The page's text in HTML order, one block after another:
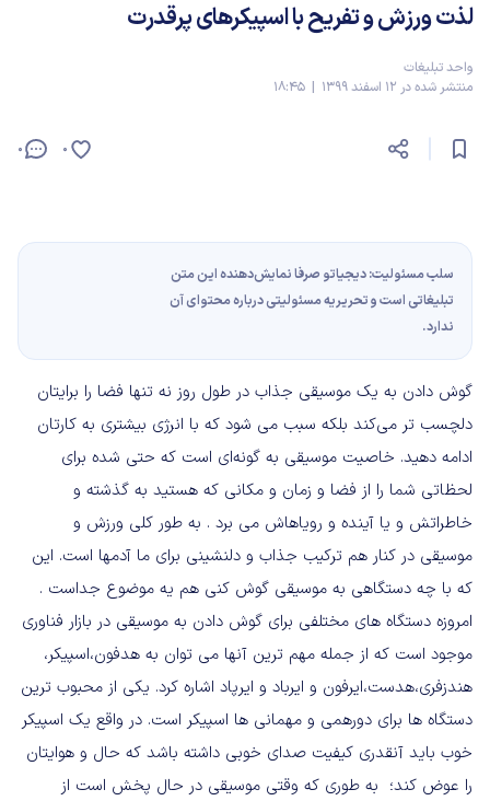
لذت ورزش و تفریح با اسپیکرهای پرقدرت
واحد تبلیغات
منتشر شده در 12 اسفند 1399 | 18:45
0 0
سلب مسئولیت: دیجیاتو صرفا نمایش‌دهنده این متن
تبلیغاتی است و تحریریه مسئولیتی درباره محتوای آن
ندارد.
گوش دادن به یک موسیقی جذاب در طول روز نه تنها فضا را برایتان
دلچسب‌ تر می‌کند بلکه سبب می شود که با انرژی بیشتری به کارتان
ادامه دهید. خاصیت موسیقی به گونه‌ای است که حتی شده برای
لحظاتی شما را از فضا و زمان و مکانی که هستید به گذشته و
خاطراتش و یا آینده و رویاهاش می برد . به طور کلی ورزش و
موسیقی در کنار هم ترکیب جذاب و دلنشینی برای ما آدمها است. این
که با چه دستگاهی به موسیقی گوش کنی هم یه موضوع جداست .
امروزه دستگاه های مختلفی برای گوش دادن به موسیقی در بازار فناوری
موجود است که از جمله مهم ترین آنها می توان به هدفون،اسپیکر،
هندزفری،هدست،ایرفون و ایرباد و ایرپاد اشاره کرد. یکی از محبوب ترین
دستگاه ها برای دورهمی و مهمانی ها اسپیکر است. در واقع یک اسپیکر
خوب باید آنقدری کیفیت صدای خوبی داشته باشد که حال و هوایتان
را عوض کند؛ به طوری که وقتی موسیقی در حال پخش است از